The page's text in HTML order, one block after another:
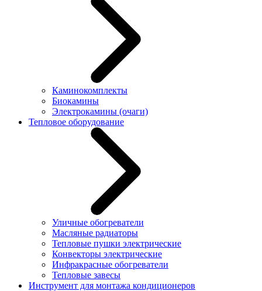
Каминокомплекты
Биокамины
Электрокамины (очаги)
Тепловое оборудование
Уличные обогреватели
Масляные радиаторы
Тепловые пушки электрические
Конвекторы электрические
Инфракрасные обогреватели
Тепловые завесы
Инструмент для монтажа кондиционеров